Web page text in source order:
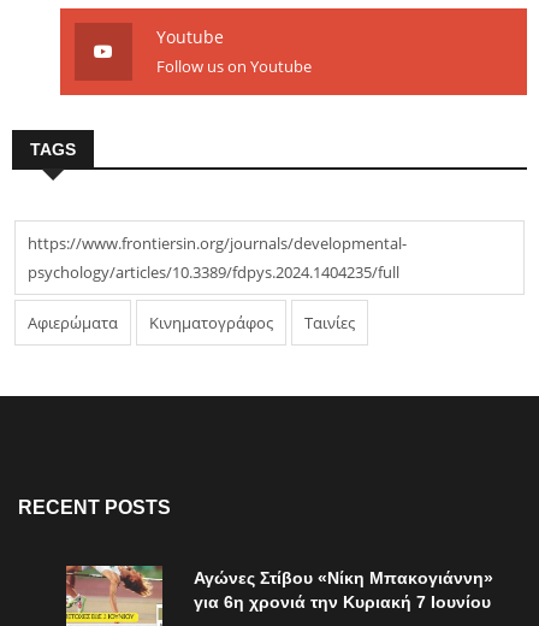
Youtube
Follow us on Youtube
TAGS
https://www.frontiersin.org/journals/developmental-
psychology/articles/10.3389/fdpys.2024.1404235/full
Αφιερώματα Κινηματογράφος Ταινίες
RECENT POSTS
Αγώνες Στίβου «Νίκη Μπακογιάννη»
για 6η χρονιά την Κυριακή 7 Ιουνίου